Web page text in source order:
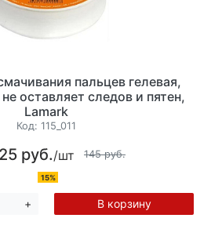
пальцев гелевая,
оставляет следов и пятен,
Lamark
Код: 115_011
руб./шт 145 руб.
15%
+ В корзину